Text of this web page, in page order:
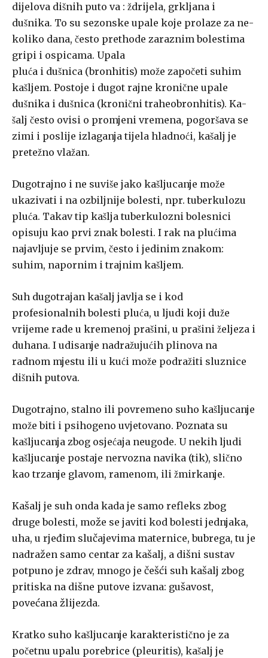
dijelova dišnih puto­ va : ždrijela, grkljana i
dušnika. To su sezonske upale koje prolaze za ne­
koliko dana, često prethode zaraznim bolestima
gripi i ospicama. Upala
pluća i dušnica (bronhitis) može započeti suhim
kašljem. Postoje i dugot­ rajne kronične upale
dušnika i dušnica (kronični traheobronhitis). Ka­
šalj često ovisi o promjeni vremena, pogoršava se
zimi i poslije izlaganja tijela hladnoći, kašalj je
pretežno vlažan.
Dugotrajno i ne suviše jako kašljucanje može
ukazivati i na ozbiljni­je bolesti, npr. tuberkulozu
pluća. Takav tip kašlja tuberkulozni boles­nici
opisuju kao prvi znak bolesti. I rak na plućima
najavljuje se prvim, često i jedinim znakom:
suhim, napornim i trajnim kašljem.
Suh dugotrajan kašalj javlja se i kod
profesionalnih bolesti pluća, u ljudi koji duže
vrijeme rade u kremenoj prašini, u prašini željeza i
duha­na. I udisanje nadražujućih plinova na
radnom mjestu ili u kući može podražiti sluznice
dišnih putova.
Dugotrajno, stalno ili povremeno suho kašljucanje
može biti i psihogeno uvjetovano. Poznata su
kašljucanja zbog osjećaja neugode. U ne­kih ljudi
kašljucanje postaje nervozna navika (tik), slično
kao trzanje gla­vom, ramenom, ili žmirkanje.
Kašalj je suh onda kada je samo refleks zbog
druge bolesti, može se javiti kod bolesti jednjaka,
uha, u rjeđim slučajevima maternice, bubre­ga, tu je
nadražen samo centar za kašalj, a dišni sustav
potpuno je zdrav, mnogo je češći suh kašalj zbog
pritiska na dišne putove izvana: gušavost,
povećana žlijezda.
Kratko suho kašljucanje karakteristično je za
početnu upalu porebrice (pleuritis), kašalj je